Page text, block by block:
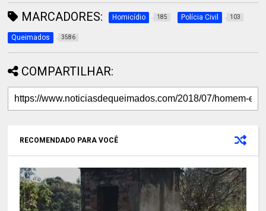
MARCADORES: Homicídio 185 Polícia Civil 103
Queimados 3586
COMPARTILHAR:
RECOMENDADO PARA VOCÊ